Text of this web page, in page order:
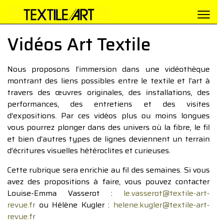
Vidéos Art Textile
Nous proposons l’immersion dans une vidéothèque
montrant des liens possibles entre le textile et l’art à
travers des œuvres originales, des installations, des
performances, des entretiens et des visites
d’expositions. Par ces vidéos plus ou moins longues
vous pourrez plonger dans des univers où la fibre, le fil
et bien d’autres types de lignes deviennent un terrain
d’écritures visuelles hétéroclites et curieuses.
Cette rubrique sera enrichie au fil des semaines. Si vous
avez des propositions à faire, vous pouvez contacter
Louise-Emma Vasserot : le.vasserot@textile-art-
revue.fr ou Hélène Kugler : helene.kugler@textile-art-
revue.fr